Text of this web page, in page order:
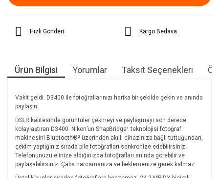
Hızlı Gönderi Kargo Bedava
Ürün Bilgisi Yorumlar Taksit Seçenekleri
Vakit geldi. D3400 ile fotoğraflarınızı harika bir şekilde çekin ve anında
paylaşın.
DSLR kalitesinde görüntüler çekmeyi ve paylaşmayı son derece
kolaylaştıran D3400. Nikon’un SnapBridge¹ teknolojisi fotoğraf
makinesini Bluetooth®² üzerinden akıllı cihazınıza bağlı tuttuğundan,
çekim yaptığınız sırada bile fotoğrafları senkronize edebilirsiniz.
Telefonunuzu elinize aldığınızda fotoğrafları anında görebilir ve
paylaşabilirsiniz. Çaba harcamanıza ve beklemenize gerek kalmaz.